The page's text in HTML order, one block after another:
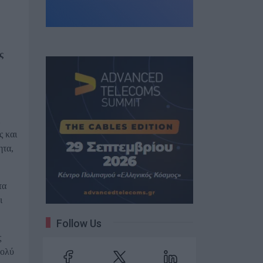
και
Follow Us